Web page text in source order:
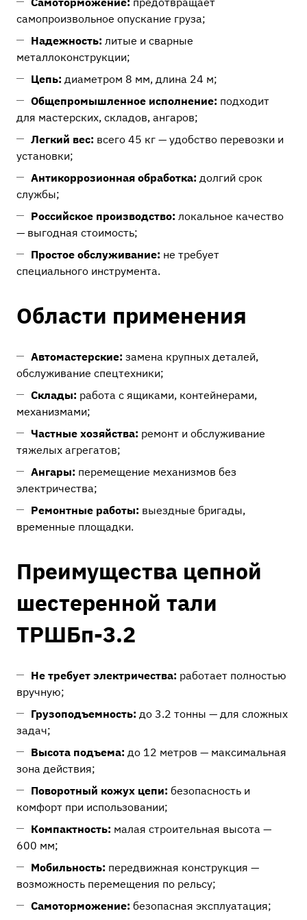
самопроизвольное опускание груза;
Надежность: литые и сварные
металлоконструкции;
Цепь: диаметром 8 мм, длина 24 м;
Общепромышленное исполнение: подходит
для мастерских, складов, ангаров;
Легкий вес: всего 45 кг — удобство перевозки и
установки;
Антикоррозионная обработка: долгий срок
службы;
Российское производство: локальное качество
— выгодная стоимость;
Простое обслуживание: не требует
специального инструмента.
Области применения
Автомастерские: замена крупных деталей,
обслуживание спецтехники;
Склады: работа с ящиками, контейнерами,
механизмами;
Частные хозяйства: ремонт и обслуживание
тяжелых агрегатов;
Ангары: перемещение механизмов без
электричества;
Ремонтные работы: выездные бригады,
временные площадки.
Преимущества цепной
шестеренной тали
ТРШБп-3.2
Не требует электричества: работает полностью
вручную;
Грузоподъемность: до 3.2 тонны — для сложных
задач;
Высота подъема: до 12 метров — максимальная
зона действия;
Поворотный кожух цепи: безопасность и
комфорт при использовании;
Компактность: малая строительная высота —
600 мм;
Мобильность: передвижная конструкция —
возможность перемещения по рельсу;
Самоторможение: безопасная эксплуатация;